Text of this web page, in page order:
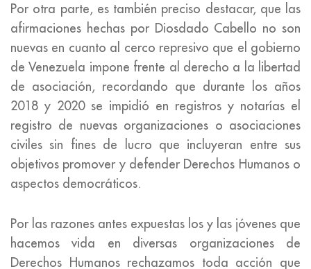
Por otra parte, es también preciso destacar, que las
afirmaciones hechas por Diosdado Cabello no son
nuevas en cuanto al cerco represivo que el gobierno
de Venezuela impone frente al derecho a la libertad
de asociación, recordando que durante los años
2018 y 2020 se impidió en registros y notarías el
registro de nuevas organizaciones o asociaciones
civiles sin fines de lucro que incluyeran entre sus
objetivos promover y defender Derechos Humanos o
aspectos democráticos.
Por las razones antes expuestas los y las jóvenes que
hacemos vida en diversas organizaciones de
Derechos Humanos rechazamos toda acción que